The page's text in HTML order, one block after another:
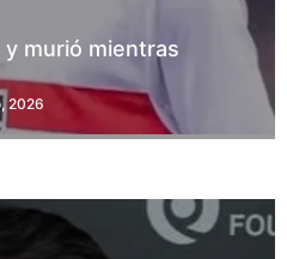
murió mientras
2026